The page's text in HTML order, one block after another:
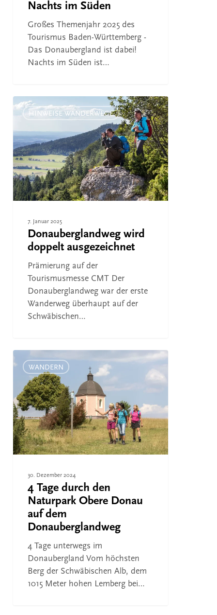
Nachts im Süden
Großes Themenjahr 2025 des
Tourismus Baden-Württemberg -
Das Donaubergland ist dabei!
Nachts im Süden ist…
Donauberglandweg
wird
ausgezeichnet
HINWEISE WANDERWEGE
7. Januar 2025
Donauberglandweg wird
doppelt ausgezeichnet
Prämierung auf der
Tourismusmesse CMT Der
Donauberglandweg war der erste
Wanderweg überhaupt auf der
Schwäbischen…
4
Tage
durch
den
Naturpark
Obere
Donau
auf
dem
WANDERN
30. Dezember 2024
4 Tage durch den
Naturpark Obere Donau
auf dem
Donauberglandweg
4 Tage unterwegs im
Donaubergland Vom höchsten
Berg der Schwäbischen Alb, dem
1015 Meter hohen Lemberg bei…